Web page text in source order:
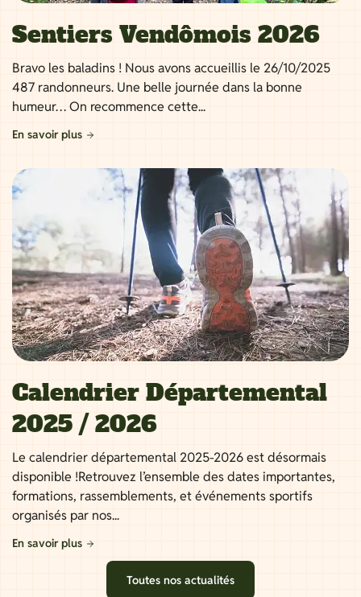
Sentiers Vendômois 2026
Bravo les baladins ! Nous avons accueillis le 26/10/2025
487 randonneurs. Une belle journée dans la bonne
humeur… On recommence cette...
En savoir plus
Calendrier Départemental
2025 / 2026
Le calendrier départemental 2025-2026 est désormais
disponible !Retrouvez l’ensemble des dates importantes,
formations, rassemblements, et événements sportifs
organisés par nos...
En savoir plus
Toutes nos actualités